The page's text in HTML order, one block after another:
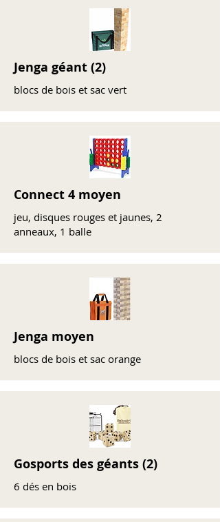
Jenga géant (2)
blocs de bois et sac vert
Connect 4 moyen
jeu, disques rouges et jaunes, 2
anneaux, 1 balle
Jenga moyen
blocs de bois et sac orange
Gosports des géants (2)
6 dés en bois